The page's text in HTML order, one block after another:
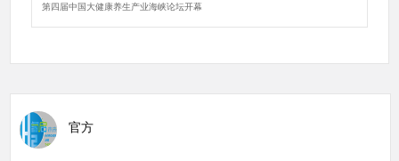
第四届中国大健康养生产业海峡论坛开幕
官方